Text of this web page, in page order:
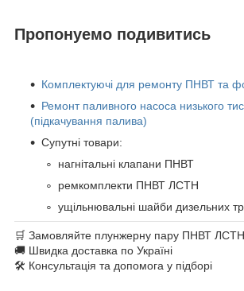
Пропонуемо подивитись
Комплектуючі для ремонту ПНВТ та
Ремонт паливного насоса низького
(підкачування палива)
Супутні товари:
нагнітальні клапани ПНВТ
ремкомплекти ПНВТ ЛСТН
ущільнювальні шайби дизельних
🛒 Замовляйте плунжерну пару ПНВТ
🚚 Швидка доставка по Україні
🛠 Консультація та допомога у підборі